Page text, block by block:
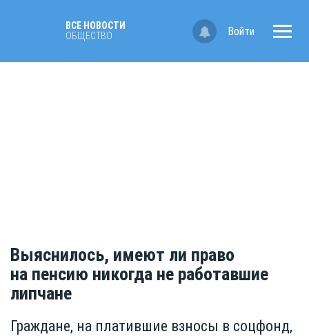
ВСЕ НОВОСТИ
ОБЩЕСТВО
Войти
Выяснилось, имеют ли право
на пенсию никогда не работавшие
липчане
Граждане, на платившие взносы в соцфонд,